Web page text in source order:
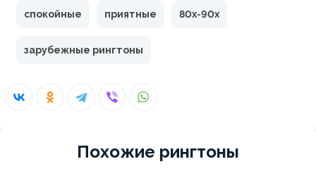
спокойные приятные 80х-90х
зарубежные рингтоны
Похожие рингтоны